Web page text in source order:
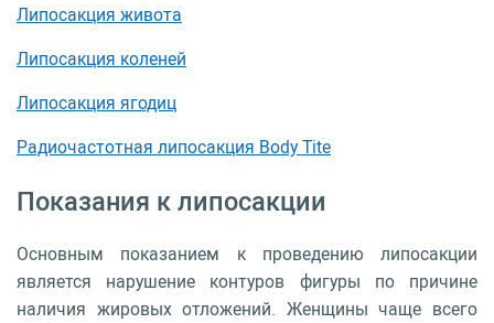
Липосакция живота
Липосакция коленей
Липосакция ягодиц
Радиочастотная липосакция Body Tite
Показания к липосакции
Основным показанием к проведению липосакции
является нарушение контуров фигуры по причине
наличия жировых отложений. Женщины чаще всего